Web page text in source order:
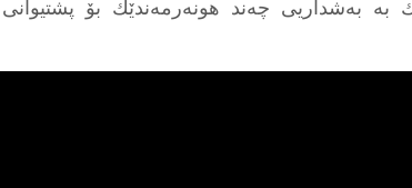
به‌ به‌شداریی چه‌ند هونه‌رمه‌ندێك بۆ